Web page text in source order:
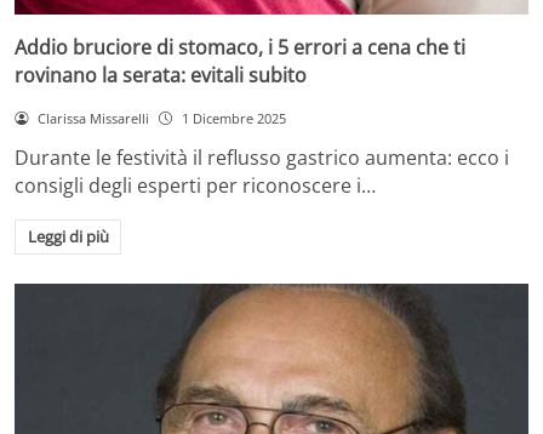
Addio bruciore di stomaco, i 5 errori a cena che ti
rovinano la serata: evitali subito
Clarissa Missarelli 1 Dicembre 2025
Durante le festività il reflusso gastrico aumenta: ecco i
consigli degli esperti per riconoscere i…
Leggi di più